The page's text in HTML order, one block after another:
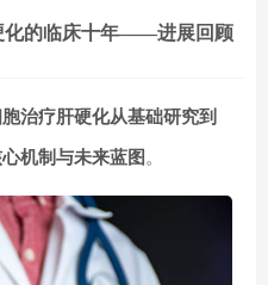
化的临床十年——进展回顾
治疗肝硬化从基础研究到
机制与未来蓝图 。